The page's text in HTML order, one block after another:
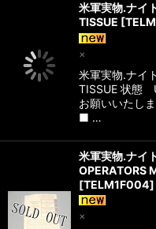
米軍実物.ナ
TISSUE [
×
米軍実物.ナイ
TISSUE 状態
お願いいたし
■ …
米軍実物.ナイ
OPERATORS
[TELM1F004]
×